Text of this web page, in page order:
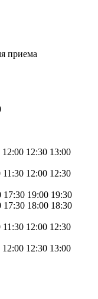
приема
12:00 12:30 13:00
11:30 12:00 12:30
17:30 19:00 19:30
17:30 18:00 18:30
11:30 12:00 12:30
12:00 12:30 13:00